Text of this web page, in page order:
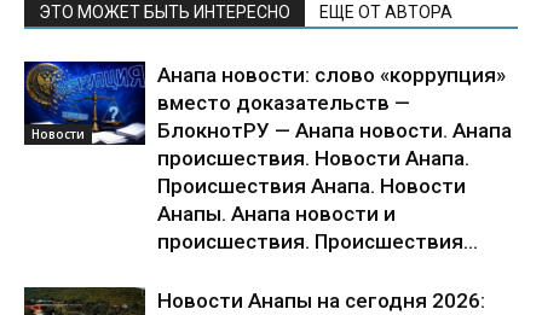
ЭТО МОЖЕТ БЫТЬ ИНТЕРЕСНО ЕЩЕ ОТ АВТОРА
Новости
Анапа новости: слово «коррупция»
вместо доказательств —
БлокнотРУ — Анапа новости. Анапа
происшествия. Новости Анапа.
Происшествия Анапа. Новости
Анапы. Анапа новости и
происшествия. Происшествия...
Новости Анапы на сегодня 2026: